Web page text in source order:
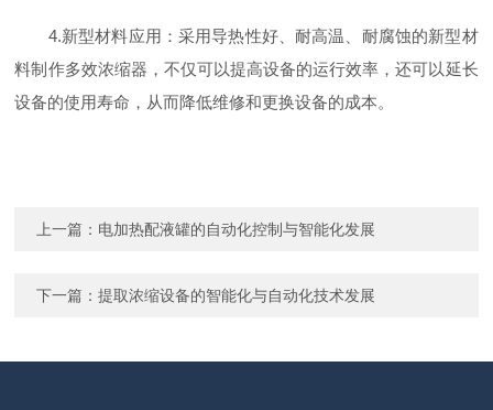
4.新型材料应用：采用导热性好、耐高温、耐腐蚀的新型材
料制作多效浓缩器，不仅可以提高设备的运行效率，还可以延长
设备的使用寿命，从而降低维修和更换设备的成本。
上一篇： 电加热配液罐的自动化控制与智能化发展
下一篇：提取浓缩设备的智能化与自动化技术发展